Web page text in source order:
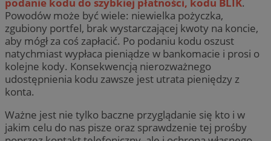
Powodów może być wiele: niewielka pożyczka,
zgubiony portfel, brak wystarczającej kwoty na koncie,
aby mógł za coś zapłacić. Po podaniu kodu oszust
natychmiast wypłaca pieniądze w bankomacie i prosi o
kolejne kody. Konsekwencją nierozważnego
udostępnienia kodu zawsze jest utrata pieniędzy z
konta.
Ważne jest nie tylko baczne przyglądanie się kto i w
jakim celu do nas pisze oraz sprawdzenie tej prośby